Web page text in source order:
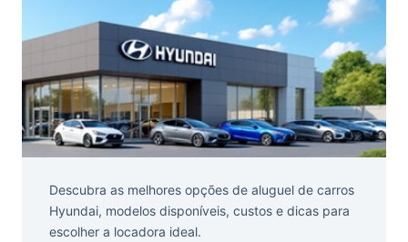
Descubra as melhores opções de aluguel de carros
Hyundai, modelos disponíveis, custos e dicas para
escolher a locadora ideal.